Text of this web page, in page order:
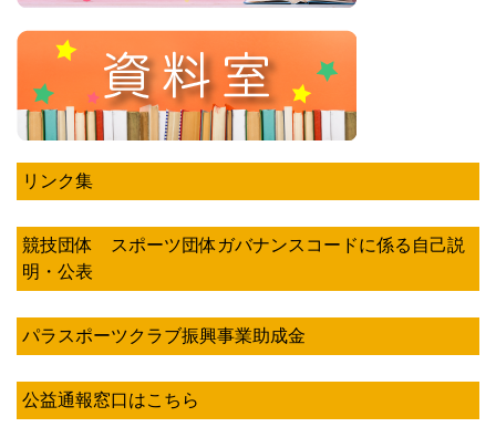
リンク集
競技団体 スポーツ団体ガバナンスコードに係る自己説
明・公表
パラスポーツクラブ振興事業助成金
公益通報窓口はこちら